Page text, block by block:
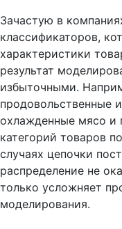
Зачастую в
классификаторов,
характеристики
результат
избыточными.
продовольственные
охлажденные мясо и
категорий товаров
случаях цепочки
распределение не
только усложняет
моделирования.